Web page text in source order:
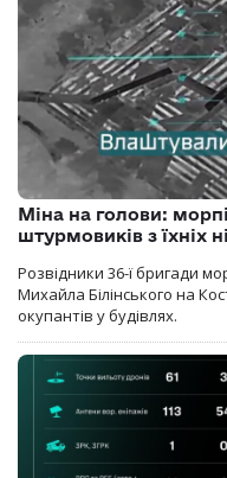
Міна на голови:
штурмовиків з їхніх
Розвідники 36-ї бригади
Михайла Білінського на
окупантів у будівлях.